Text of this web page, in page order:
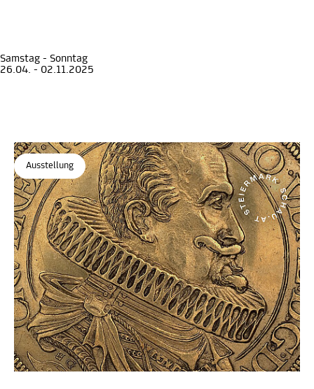
Samstag - Sonntag
26.04. - 02.11.2025
Ausstellung